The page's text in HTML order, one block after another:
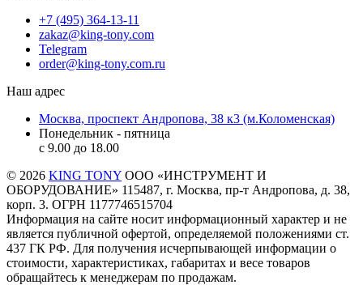
+7 (495) 364-13-11
zakaz@king-tony.com
Telegram
order@king-tony.com.ru
Наш адрес
Москва, проспект Андропова, 38 к3 (м.Коломенская)
Понедельник - пятница
c 9.00 до 18.00
© 2026 KING TONY ООО «ИНСТРУМЕНТ И
ОБОРУДОВАНИЕ» 115487, г. Москва, пр-т Андропова, д. 38,
корп. 3. ОГРН 1177746515704
Информация на сайте носит информационный характер и не
является публичной офертой, определяемой положениями ст.
437 ГК РФ. Для получения исчерпывающей информации о
стоимости, характеристиках, габаритах и весе товаров
обращайтесь к менеджерам по продажам.